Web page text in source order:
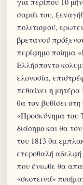
σαράι του,
πολιτισμού,
βρετανού
περίφημο ποίημα
Ελλήσποντο
ελονοσία,
πεθαίνει η
θα τον βυθίσει
«Προσκύνημα του
διάσημο και θα
του 1813 θα
ετεροθαλή αδελφή
που ένιωθε θα
«σκοτεινά»